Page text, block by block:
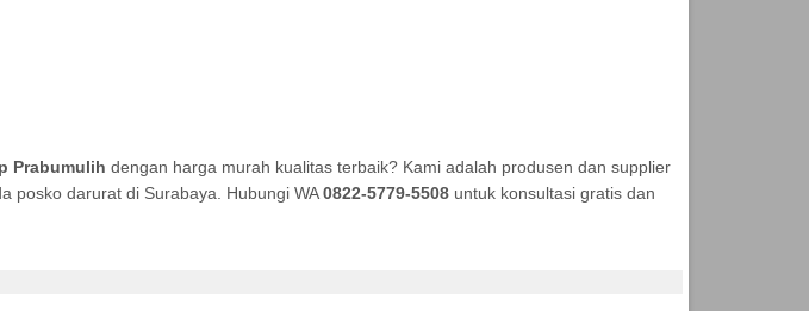
Prabumulih dengan harga murah kualitas terbaik? Kami adalah produsen dan supplier
posko darurat di Surabaya. Hubungi WA0822-5779-5508untuk konsultasi gratis dan